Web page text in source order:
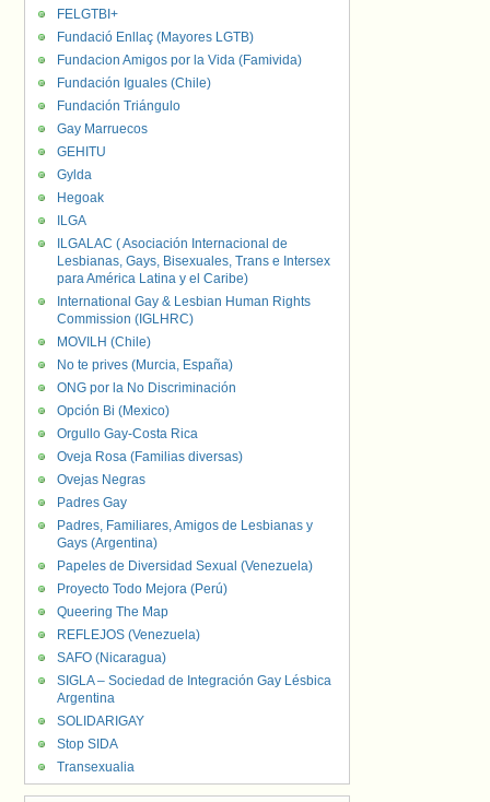
FELGTBI+
Fundació Enllaç (Mayores LGTB)
Fundacion Amigos por la Vida (Famivida)
Fundación Iguales (Chile)
Fundación Triángulo
Gay Marruecos
GEHITU
Gylda
Hegoak
ILGA
ILGALAC ( Asociación Internacional de
Lesbianas, Gays, Bisexuales, Trans e Intersex
para América Latina y el Caribe)
International Gay & Lesbian Human Rights
Commission (IGLHRC)
MOVILH (Chile)
No te prives (Murcia, España)
ONG por la No Discriminación
Opción Bi (Mexico)
Orgullo Gay-Costa Rica
Oveja Rosa (Familias diversas)
Ovejas Negras
Padres Gay
Padres, Familiares, Amigos de Lesbianas y
Gays (Argentina)
Papeles de Diversidad Sexual (Venezuela)
Proyecto Todo Mejora (Perú)
Queering The Map
REFLEJOS (Venezuela)
SAFO (Nicaragua)
SIGLA – Sociedad de Integración Gay Lésbica
Argentina
SOLIDARIGAY
Stop SIDA
Transexualia